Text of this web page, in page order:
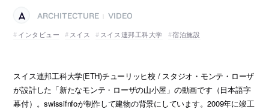
ARCHITECTURE
VIDEO
インタビュー
スイス スイス連邦工科大学 宿泊施設
スイス連邦工科大学(ETH)チューリッヒ校 / スタジオ・モンテ・ローザ
が設計した「新たなモンテ・ローザの山小屋」の動画です（日本語字
幕付）。swissifnfoが制作して建物の背景にしています。2009年に竣工